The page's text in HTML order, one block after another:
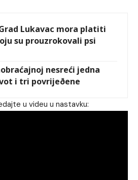
Lukavac mora platiti
su prouzrokovali psi
nesreći jedna
i tri povrijeðene
u videu u nastavku: